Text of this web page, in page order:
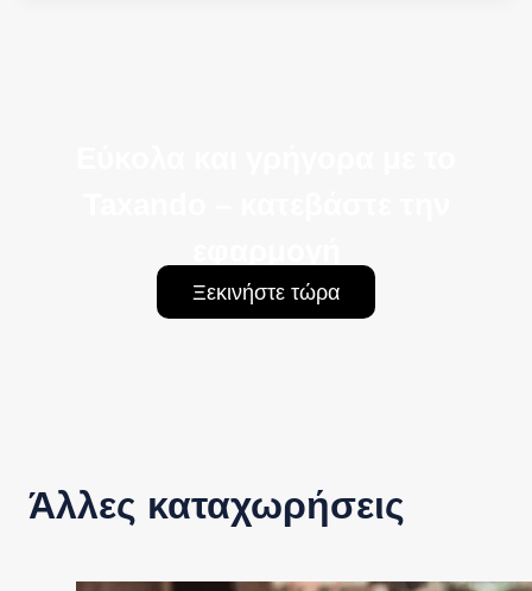
Ξεκινήστε τώρα
Άλλες καταχωρήσεις